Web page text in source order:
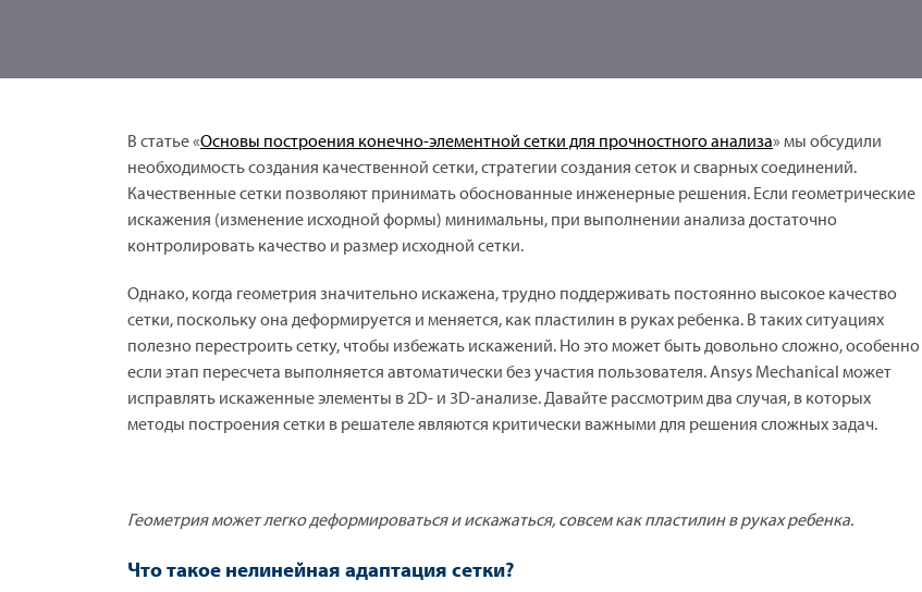
В статье «Основы построения конечно-элементной сетки для прочностного анализа» мы обсудили
необходимость создания качественной сетки, стратегии создания сеток и сварных соединений.
Качественные сетки позволяют принимать обоснованные инженерные решения. Если геометрические
искажения (изменение исходной формы) минимальны, при выполнении анализа достаточно
контролировать качество и размер исходной сетки.
Однако, когда геометрия значительно искажена, трудно поддерживать постоянно высокое качество
сетки, поскольку она деформируется и меняется, как пластилин в руках ребенка. В таких ситуациях
полезно перестроить сетку, чтобы избежать искажений. Но это может быть довольно сложно, особенно
если этап пересчета выполняется автоматически без участия пользователя. Ansys Mechanical может
исправлять искаженные элементы в 2D- и 3D-анализе. Давайте рассмотрим два случая, в которых
методы построения сетки в решателе являются критически важными для решения сложных задач.
Геометрия может легко деформироваться и искажаться, совсем как пластилин в руках ребенка.
Что такое нелинейная адаптация сетки?